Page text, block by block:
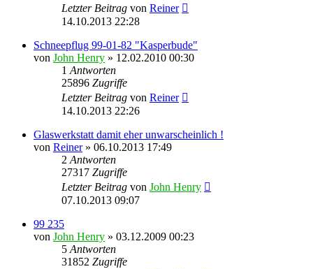
Letzter Beitrag von Reiner
14.10.2013 22:28
Schneepflug 99-01-82 "Kasperbude"
von John Henry » 12.02.2010 00:30
1 Antworten
25896 Zugriffe
Letzter Beitrag von Reiner
14.10.2013 22:26
Glaswerkstatt damit eher unwarscheinlich !
von Reiner» 06.10.2013 17:49
2 Antworten
27317 Zugriffe
Letzter Beitrag von John Henry
07.10.2013 09:07
99 235
von John Henry » 03.12.2009 00:23
5 Antworten
31852 Zugriffe